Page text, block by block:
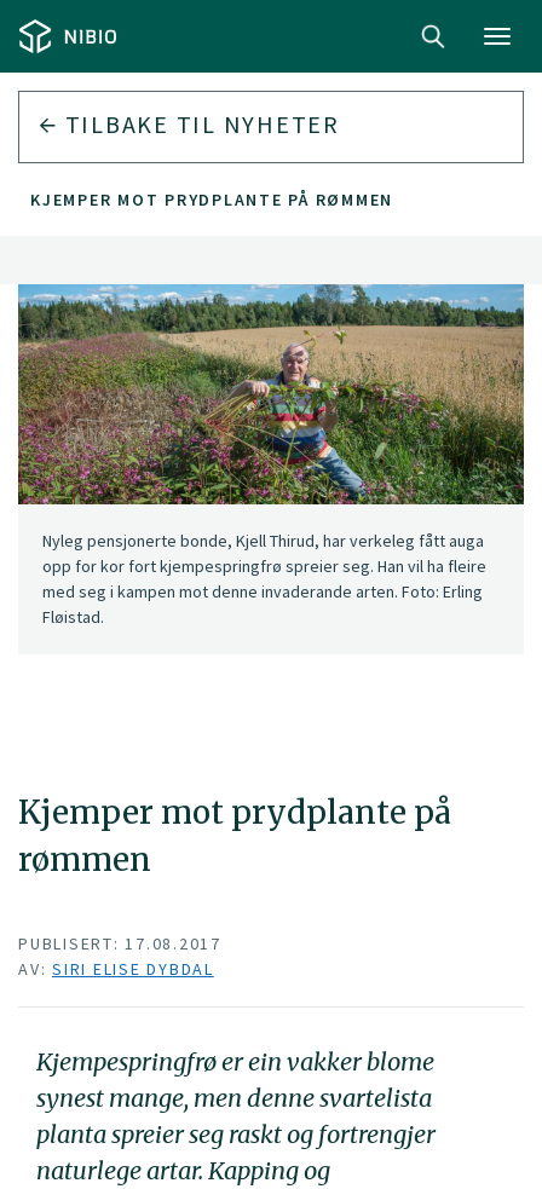
TILBAKE TIL NYHETER
KJEMPER MOT PRYDPLANTE PÅ RØMMEN
Kjemper mot prydplante på
rømmen
Nyleg pensjonerte bonde, Kjell Thirud, har verkeleg fått auga
opp for kor fort kjempespringfrø spreier seg. Han vil ha fleire
med seg i kampen mot denne invaderande arten. Foto: Erling
Fløistad.
PUBLISERT: 17.08.2017
AV: SIRI ELISE DYBDAL
Kjempespringfrø er ein vakker blome
synest mange, men denne svartelista
planta spreier seg raskt og fortrengjer
naturlege artar. Kapping og